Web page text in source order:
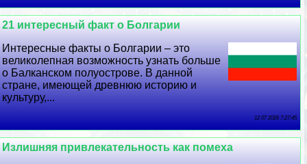
21 интересный факт о Болгарии
Интересные факты о Болгарии – это
великолепная возможность узнать больше
о Балканском полуострове. В данной
стране, имеющей древнюю историю и
культуру,...
12 07 2026 7:27:45
Излишняя привлекательность как помеха